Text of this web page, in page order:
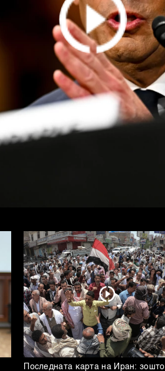
Последната карта на Иран: зошто